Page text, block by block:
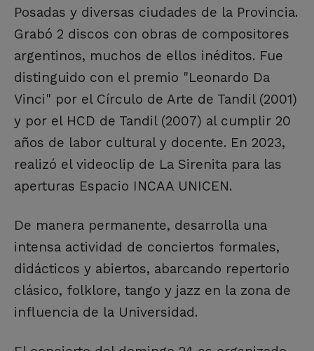
Posadas y diversas ciudades de la Provincia.
Grabó 2 discos con obras de compositores
argentinos, muchos de ellos inéditos. Fue
distinguido con el premio "Leonardo Da
Vinci" por el Círculo de Arte de Tandil (2001)
y por el HCD de Tandil (2007) al cumplir 20
años de labor cultural y docente. En 2023,
realizó el videoclip de La Sirenita para las
aperturas Espacio INCAA UNICEN.
De manera permanente, desarrolla una
intensa actividad de conciertos formales,
didácticos y abiertos, abarcando repertorio
clásico, folklore, tango y jazz en la zona de
influencia de la Universidad.